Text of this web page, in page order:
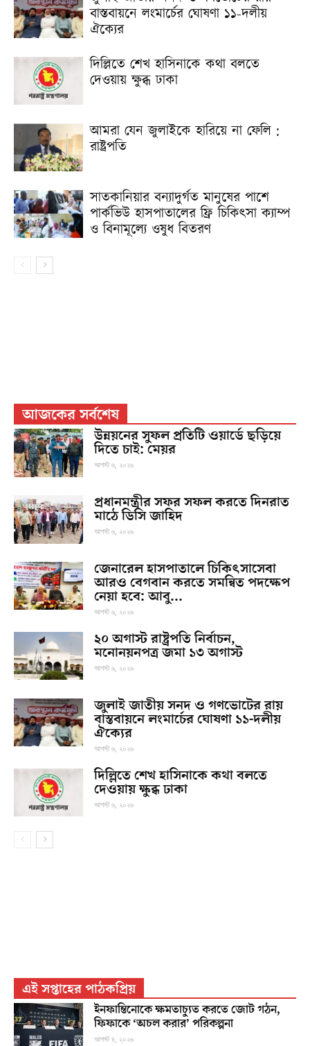
বাস্তবায়নে লংমার্চের ঘোষণা ১১-দলীয়
ঐক্যের
দিল্লিতে শেখ হাসিনাকে কথা বলতে
দেওয়ায় ক্ষুব্ধ ঢাকা
আমরা যেন জুলাইকে হারিয়ে না ফেলি :
রাষ্ট্রপতি
সাতকানিয়ার বন্যাদুর্গত মানুষের পাশে
পার্কভিউ হাসপাতালের ফ্রি চিকিৎসা ক্যাম্প
ও বিনামূল্যে ওষুধ বিতরণ
আজকের সর্বশেষ
উন্নয়নের সুফল প্রতিটি ওয়ার্ডে ছড়িয়ে
দিতে চাই: মেয়র
আগস্ট ৬, ২০২৬
প্রধানমন্ত্রীর সফর সফল করতে দিনরাত
মাঠে ডিসি জাহিদ
আগস্ট ৬, ২০২৬
জেনারেল হাসপাতালে চিকিৎসাসেবা
আরও বেগবান করতে সমন্বিত পদক্ষেপ
নেয়া হবে: আবু...
আগস্ট ৬, ২০২৬
২০ অগাস্ট রাষ্ট্রপতি নির্বাচন,
মনোনয়নপত্র জমা ১৩ অগাস্ট
আগস্ট ৬, ২০২৬
জুলাই জাতীয় সনদ ও গণভোটের রায়
বাস্তবায়নে লংমার্চের ঘোষণা ১১-দলীয়
ঐক্যের
আগস্ট ৬, ২০২৬
দিল্লিতে শেখ হাসিনাকে কথা বলতে
দেওয়ায় ক্ষুব্ধ ঢাকা
আগস্ট ৬, ২০২৬
এই সপ্তাহের পাঠকপ্রিয়
ইনফান্তিনোকে ক্ষমতাচ্যুত করতে জোট গঠন,
ফিফাকে ‘অচল করার’ পরিকল্পনা
আগস্ট ৪, ২০২৬